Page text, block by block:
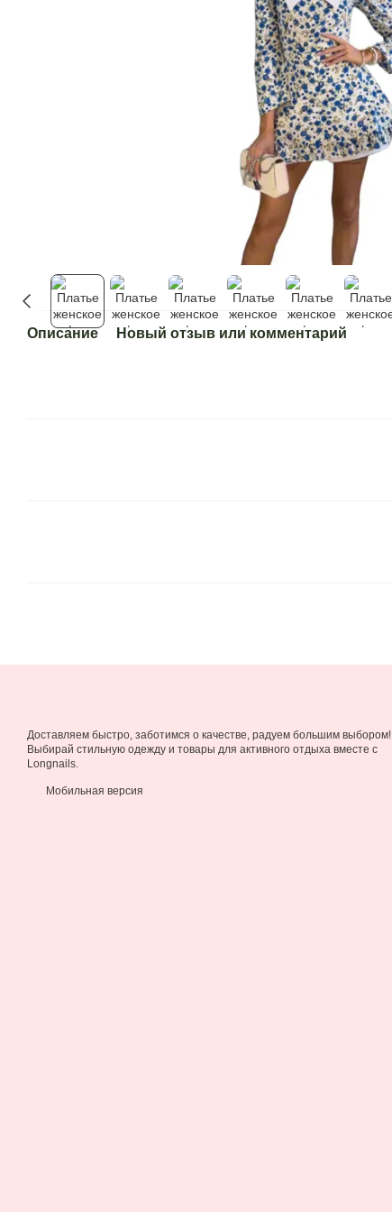
Описание Новый отзыв или комментарий
Доставляем быстро, заботимся о качестве, радуем большим выбором!
Выбирай стильную одежду и товары для активного отдыха вместе с
Longnails.
Мобильная версия